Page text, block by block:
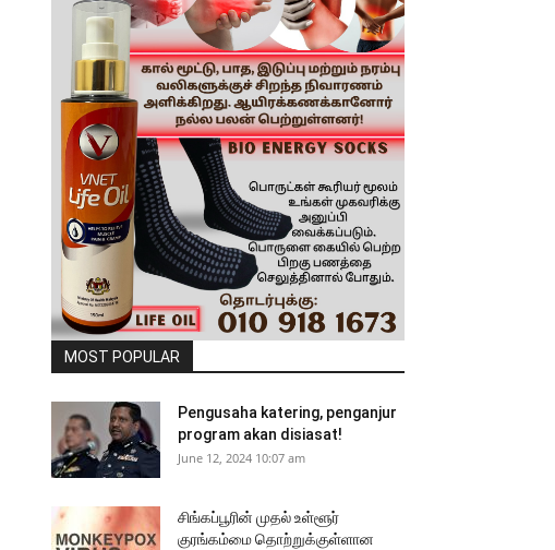
MOST POPULAR
Pengusaha katering, penganjur
program akan disiasat!
June 12, 2024 10:07 am
சிங்கப்பூரின் முதல் உள்ளூர்
குரங்கம்மை தொற்றுக்குள்ளான